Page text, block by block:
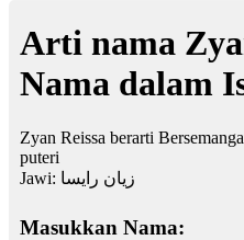
Arti nama
Nama dalam
Zyan Reissa berarti
puteri
Jawi: زيان رايسا
Masukkan Nama: